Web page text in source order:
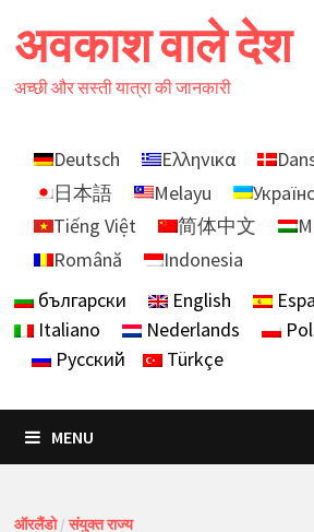
to
content
अवकाश वाले देश
अच्छी और सस्ती यात्रा की जानकारी
Deutsch Ελληνικα
日本語
Melayu
Tiếng Việt
简体中文
Română
Indonesia
български
English
Italiano
Nederlands
Русский
Türkçe
MENU
ऑरलैंडो/संयुक्त राज्य